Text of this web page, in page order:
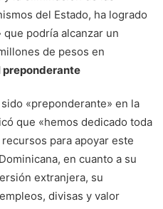
del Estado, ha logrado
podría alcanzar un
de pesos en
preponderante
«preponderante» en la
que «hemos dedicado toda
para apoyar este
en cuanto a su
extranjera, su
divisas y valor